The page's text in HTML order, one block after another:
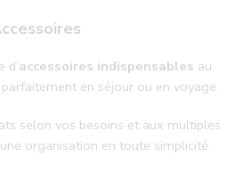
d’accessoires indispensables au
en séjour ou en voyage.
selon vos besoins et aux multiples
organisation en toute simplicité.